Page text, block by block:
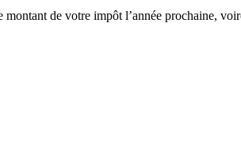
de votre impôt l’année prochaine,